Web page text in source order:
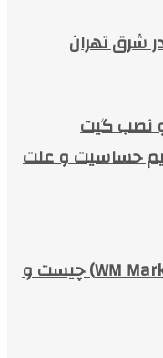
شرق تهران
و نصب گیت
حساسیت و علت
بروکر دبلیو ام مارکتس (WM Markets) چیست و